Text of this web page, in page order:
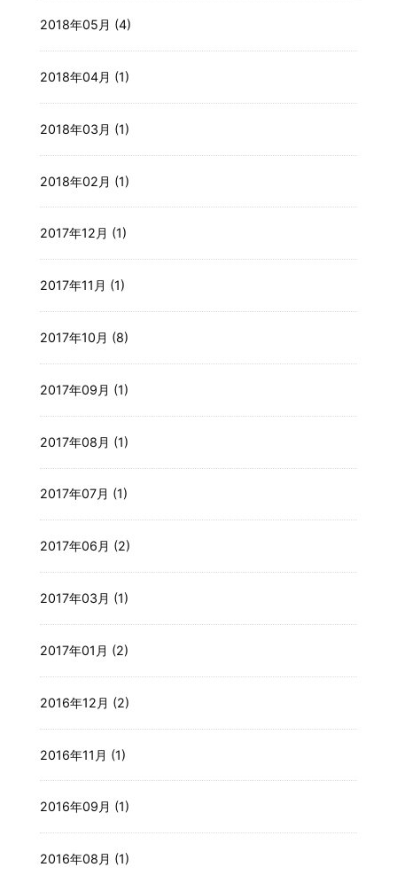
2018年05月 (4)
2018年04月 (1)
2018年03月 (1)
2018年02月 (1)
2017年12月 (1)
2017年11月 (1)
2017年10月 (8)
2017年09月 (1)
2017年08月 (1)
2017年07月 (1)
2017年06月 (2)
2017年03月 (1)
2017年01月 (2)
2016年12月 (2)
2016年11月 (1)
2016年09月 (1)
2016年08月 (1)